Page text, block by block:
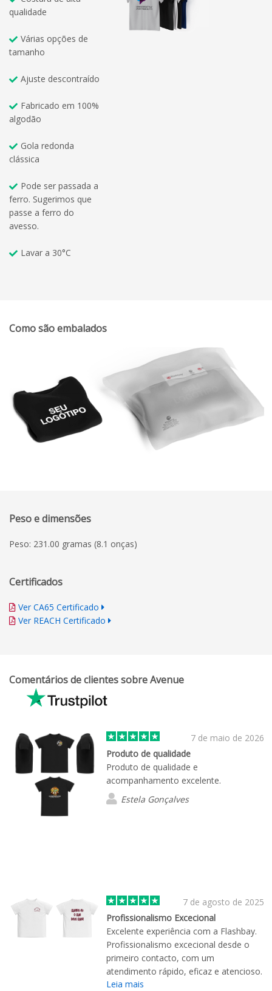
qualidade
Várias opções de
tamanho
Ajuste descontraído
Fabricado em 100%
algodão
Gola redonda
clássica
Pode ser passada a
ferro. Sugerimos que
passe a ferro do
avesso.
Lavar a 30°C
Como são embalados
Peso e dimensões
Peso: 231.00 gramas (8.1 onças)
Certificados
Ver CA65 Certificado
Ver REACH Certificado
Comentários de clientes sobre Avenue
7 de maio de 2026
Produto de qualidade
Produto de qualidade e
acompanhamento excelente.
Estela Gonçalves
7 de agosto de 2025
Profissionalismo Excecional
Excelente experiência com a Flashbay.
Profissionalismo excecional desde o
primeiro contacto, com um
atendimento rápido, eficaz e atencioso.
Os produtos têm boa qualidade e o
Leia mais